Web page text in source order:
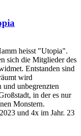
heisst "Utopia".
sich die Mitglieder des
Entstanden sind
wird
und unbegrenzten
in der es nur
Monstern.
und 4x im Jahr. 23